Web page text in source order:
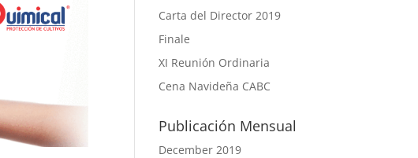
Carta del Director 2019
Finale
XI Reunión Ordinaria
Cena Navideña CABC
Publicación Mensual
December 2019